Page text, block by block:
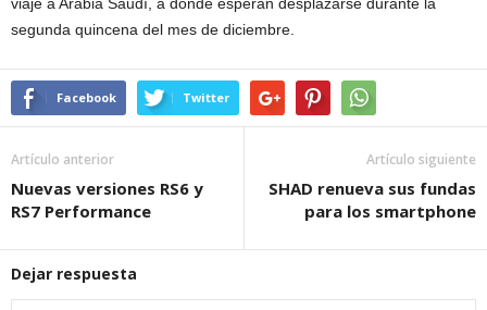
segunda quincena del mes de diciembre.
Facebook Twitter
Artículo anterior
Nuevas versiones RS6 y
RS7 Performance
Artículo siguiente
SHAD renueva sus fundas
para los smartphone
Dejar respuesta